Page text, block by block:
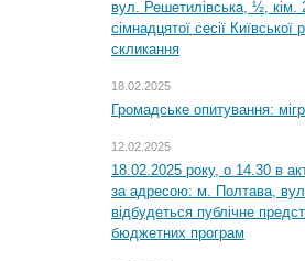
вул. Решетилівська, ½, кім.
сімнадцятої сесії
скликання
18.02.2025
Громадське опитування:
12.02.2025
18.02.2025 року, о 14.30 в
за адресою: м. Полтава,
відбудеться публічне
бюджетних програм